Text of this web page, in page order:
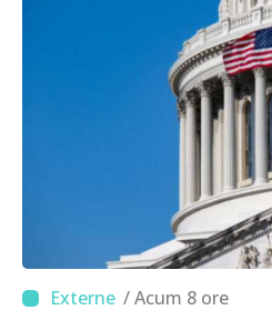
/ Acum 8 ore